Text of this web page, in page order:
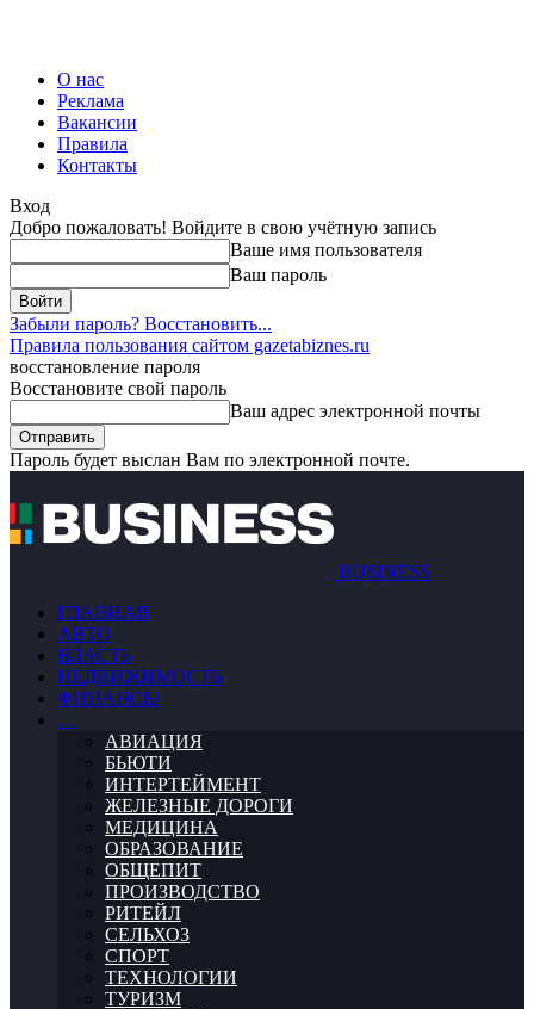
О нас
Реклама
Вакансии
Правила
Контакты
Вход
Добро пожаловать! Войдите в свою учётную запись
Ваше имя пользователя
Ваш пароль
Забыли пароль? Восстановить...
Правила пользования сайтом gazetabiznes.ru
восстановление пароля
Восстановите свой пароль
Ваш адрес электронной почты
Пароль будет выслан Вам по электронной почте.
BUSINESS
ГЛАВНАЯ
АВТО
ВЛАСТЬ
НЕДВИЖИМОСТЬ
ФИНАНСЫ
…
АВИАЦИЯ
БЬЮТИ
ИНТЕРТЕЙМЕНТ
ЖЕЛЕЗНЫЕ ДОРОГИ
МЕДИЦИНА
ОБРАЗОВАНИЕ
ОБЩЕПИТ
ПРОИЗВОДСТВО
РИТЕЙЛ
СЕЛЬХОЗ
СПОРТ
ТЕХНОЛОГИИ
ТУРИЗМ